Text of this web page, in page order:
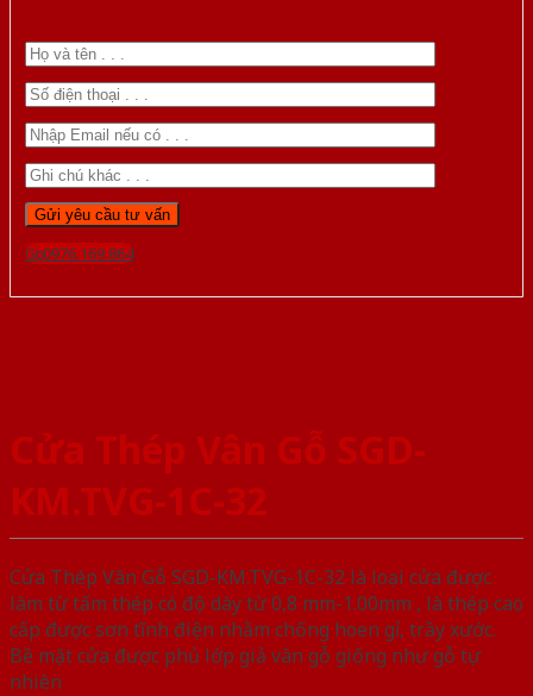
Gọi 0976.169.864
Cửa Thép Vân Gỗ SGD-
KM.TVG-1C-32
Cửa Thép Vân Gỗ SGD-KM.TVG-1C-32 là loại cửa được
làm từ tấm thép có độ dày từ 0,8 mm-1.00mm , là thép cao
cấp được sơn tĩnh điện nhằm chống hoen gỉ, trầy xước.
Bề mặt cửa được phủ lớp giả vân gỗ giống như gỗ tự
nhiên